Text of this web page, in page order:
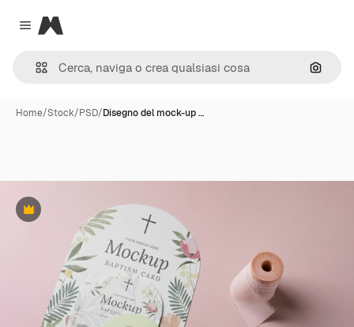
Close menu
Magnific
Cerca
Home/Stock/PSD/Disegno del mock-up …
Premium